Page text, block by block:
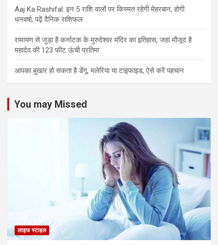
Aaj Ka Rashifal: इन 5 राशि वालों पर किस्मत रहेगी मेहरबान, होगी
धनवर्षा, पढ़ें दैनिक राशिफल
रामायण से जुड़ा है कर्नाटक के मुरुदेश्वर मंदिर का इतिहास, जहां मौजूद है
महादेव की 123 फीट ऊंची प्रतिमा
आपका बुखार हो सकता है डेंगू, मलेरिया या टाइफाइड, ऐसे करें पहचान
You may Missed
लाइफ स्टाइल